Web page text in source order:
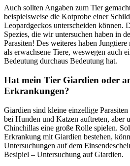
Auch sollten Angaben zum Tier
beispielsweise die Kotprobe einer
Leopardgeckos unterscheiden können.
Spezies, die wir untersuchen haben in
Parasiten! Des weiteres haben Jungtiere
als erwachsene Tiere, weswegen auch
Bedeutung durchaus Bedeutung hat.
Hat mein Tier Giardien oder
Erkrankungen?
Giardien sind kleine einzellige
bei Hunden und Katzen auftreten, aber
Chinchillas eine große Rolle spielen.
Erkrankung mit Giardien bestehen,
Untersuchungen auf dem
Besipiel – Untersuchung auf Giardien.